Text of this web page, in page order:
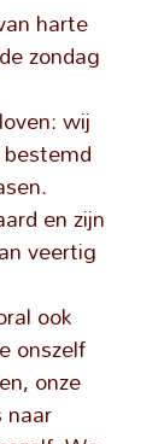
harte
zondag
wij
en zijn
veertig
ook
onszelf
onze